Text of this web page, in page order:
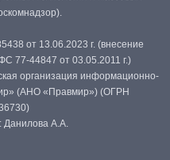
от 13.06.2023 г. (внесение
77-44847 от 03.05.2011 г.)
организация информационно-
(АНО «Правмир») (ОГРН
Данилова А.А.